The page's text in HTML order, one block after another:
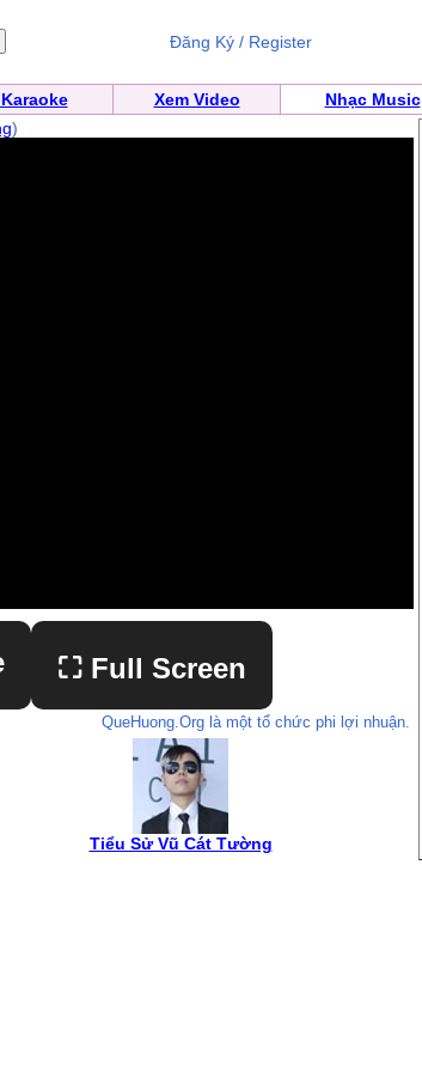
Đăng Ký / Register
Xem Video Nhạc Music
)
⛶ Full Screen
QueHuong.Org là một tổ chức phi lợi nhuận.
Tiểu Sử Vũ Cát Tường